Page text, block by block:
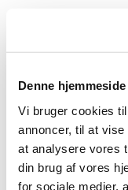
Denne
Vi bruger cookies
annoncer, til at
at analysere vores
din brug af vores
for sociale medier,
Du vil